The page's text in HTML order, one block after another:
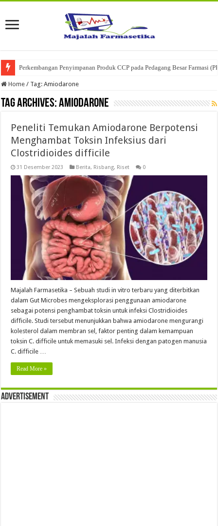
Perkembangan Penyimpanan Produk CCP pada Pedagang Besar Farmasi
Home / Tag:Amiodarone
Tag Archives:Amiodarone
Peneliti Temukan Amiodarone Berpotensi
Menghambat Toksin Infeksius dari
Clostridioides difficile
31 Desember 2023 Berita, Risbang, Riset 0
Majalah Farmasetika – Sebuah studi in vitro terbaru yang diterbitkan
dalam Gut Microbes mengeksplorasi penggunaan amiodarone
sebagai potensi penghambat toksin untuk infeksi Clostridioides
difficile. Studi tersebut menunjukkan bahwa amiodarone mengurangi
kolesterol dalam membran sel, faktor penting dalam kemampuan
toksin C. difficile untuk memasuki sel. Infeksi dengan patogen manusia
C. difficile …
Read More »
Advertisement